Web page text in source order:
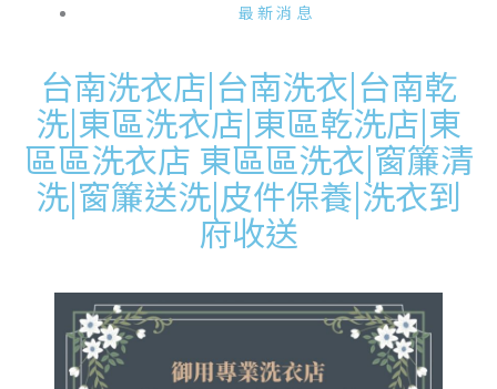
最新消息
台南洗衣店|台南洗衣|台南乾
洗|東區洗衣店|東區乾洗店|東
區區洗衣店 東區區洗衣|窗簾清
洗|窗簾送洗|皮件保養|洗衣到
府收送